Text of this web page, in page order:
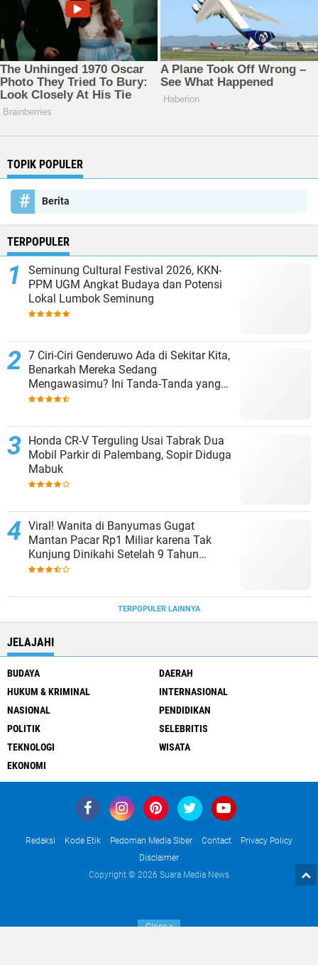
TOPIK POPULER
Berita
TERPOPULER
Seminung Cultural Festival 2026, KKN-
PPM UGM Angkat Budaya dan Potensi
Lokal Lumbok Seminung
7 Ciri-Ciri Genderuwo Ada di Sekitar Kita,
Benarkah Mereka Sedang
Mengawasimu? Ini Tanda-Tanda yang
Sering Diabaikan
Honda CR-V Terguling Usai Tabrak Dua
Mobil Parkir di Palembang, Sopir Diduga
Mabuk
Viral! Wanita di Banyumas Gugat
Mantan Pacar Rp1 Miliar karena Tak
Kunjung Dinikahi Setelah 9 Tahun
Berpacaran
TERPOPULER LAINNYA
JELAJAHI
BUDAYA
DAERAH
HUKUM & KRIMINAL
INTERNASIONAL
NASIONAL
PENDIDIKAN
POLITIK
SELEBRITIS
TEKNOLOGI
WISATA
EKONOMI
Redaksi Kode Etik Pedoman Media Siber Contact
Privacy Policy
Disclaimer
Copyright © 2026 Suara Media News
Closex